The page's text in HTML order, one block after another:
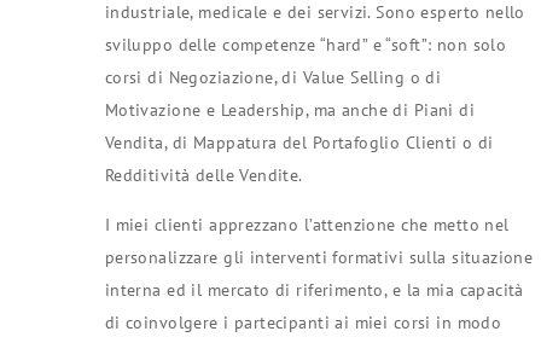
industriale, medicale e dei servizi. Sono esperto nello
sviluppo delle competenze “hard” e “soft”: non solo
corsi di Negoziazione, di Value Selling o di
Motivazione e Leadership, ma anche di Piani di
Vendita, di Mappatura del Portafoglio Clienti o di
Redditività delle Vendite.
I miei clienti apprezzano l’attenzione che metto nel
personalizzare gli interventi formativi sulla situazione
interna ed il mercato di riferimento, e la mia capacità
di coinvolgere i partecipanti ai miei corsi in modo